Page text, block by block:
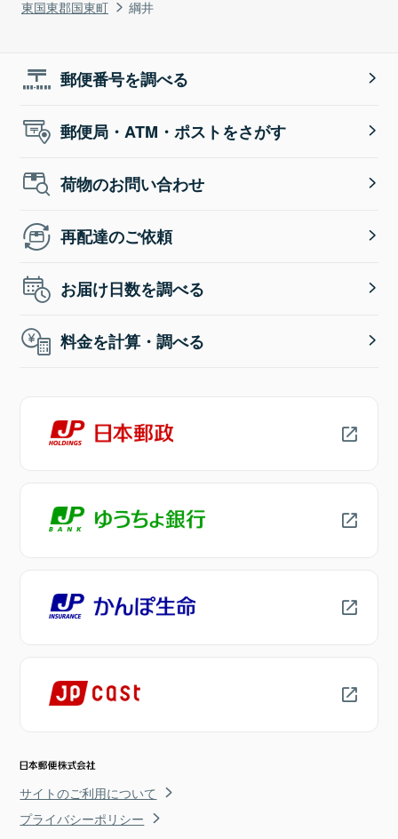
東国東郡国東町
綱井
郵便番号を調べる
郵便局・ATM・ポストをさがす
荷物のお問い合わせ
再配達のご依頼
お届け日数を調べる
料金を計算・調べる
サイトのご利用について
プライバシーポリシー